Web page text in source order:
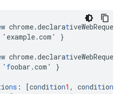
w chrome.declarativeWebReques
'example.com'
}
w chrome.declarativeWebReques
' foobar.com'
}
ions : [condition1 , condition